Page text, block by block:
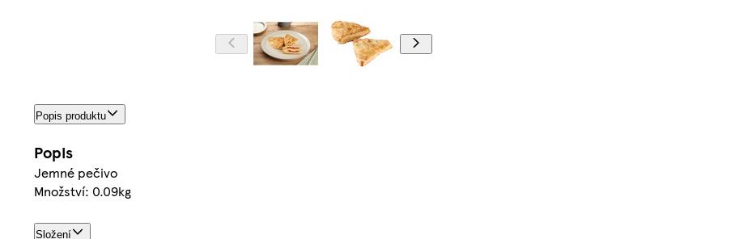
Popis produktu
Popis
Jemné pečivo
Množství: 0.09kg
Složení